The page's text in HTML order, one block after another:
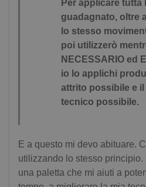
Per applicare tutta
guadagnato, oltre
lo stesso
poi utilizzerò
NECESSARIO ed
io lo applichi
attrito possibile e
tecnico possibile.
E a questo mi devo abituare.
utilizzando lo stesso
una paletta che mi aiuti a